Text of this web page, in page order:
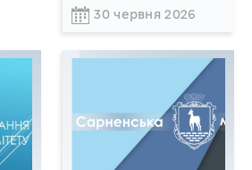
30 червня 2026